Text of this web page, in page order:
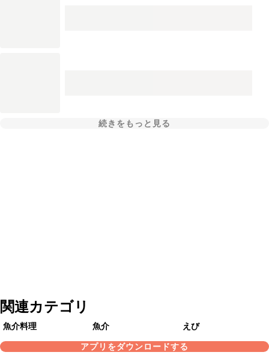
続きをもっと見る
関連カテゴリ
魚介料理 魚介
えび
アプリをダウンロードする